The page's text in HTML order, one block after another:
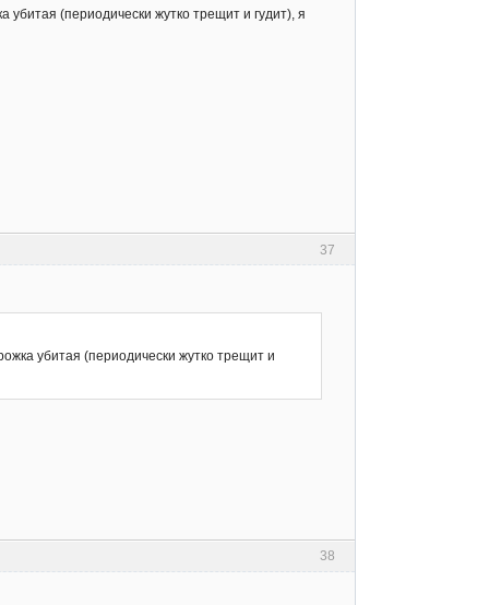
убитая (периодически жутко трещит и гудит), я
37
убитая (периодически жутко трещит и
38